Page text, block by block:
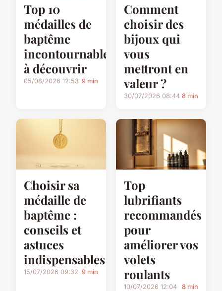
Top 10
médailles de
baptême
incontournables
à découvrir
05/08/2026 12:53 9 min
Comment
choisir des
bijoux qui
vous
mettront en
valeur ?
30/07/2026 08:44 8 min
Choisir sa
médaille de
baptême :
conseils et
astuces
indispensables
15/07/2026 09:32 9 min
Top
lubrifiants
recommandés
pour
améliorer vos
volets
roulants
10/07/2026 12:04 8 min